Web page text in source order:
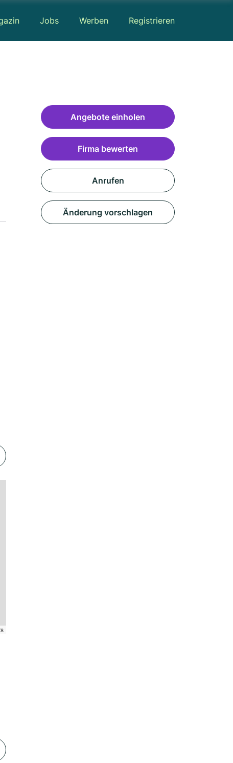
Jobs Werben Registrieren
Angebote einholen
Firma bewerten
Anrufen
Änderung vorschlagen